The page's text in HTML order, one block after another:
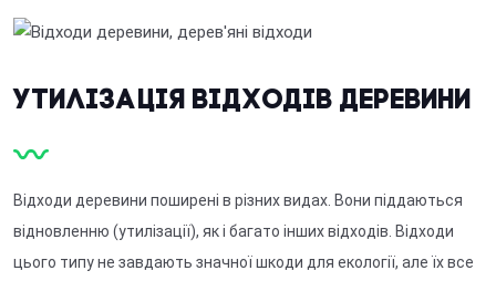
Утилізація відходів деревини
Відходи деревини поширені в різних видах. Вони піддаються
відновленню (утилізації), як і багато інших відходів. Відходи
цього типу не завдають значної шкоди для екології, але їх все